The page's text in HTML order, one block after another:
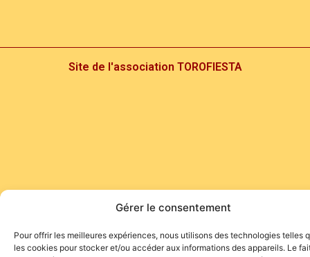
Gérer le consentement
Pour offrir les meilleures expériences, nous utilisons des technologies telles
les cookies pour stocker et/ou accéder aux informations des appareils. Le
Site de l'association TOROFIESTA